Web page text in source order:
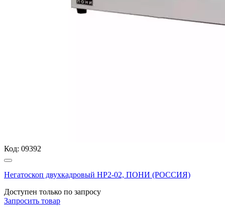
Код: 09392
Негатоскоп двухкадровый НР2-02, ПОНИ (РОССИЯ)
Доступен только по запросу
Запросить товар